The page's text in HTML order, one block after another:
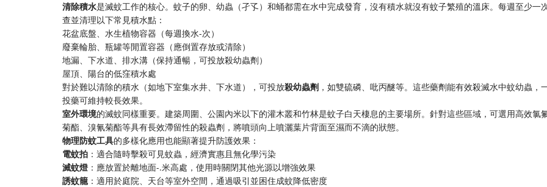
清除積水是滅蚊工作的核心。蚊子的卵、幼蟲（孑孓）和蛹都需在水中完成發育，沒有積水就沒有蚊子繁殖的溫床。每週至少一
查並清理以下常見積水點：
花盆底盤、水生植物容器（每週換水-次）
廢棄輪胎、瓶罐等閒置容器（應倒置存放或清除）
地漏、下水道、排水溝（保持通暢，可投放殺幼蟲劑）
屋頂、陽台的低窪積水處
對於難以清除的積水（如地下室集水井、下水道），可投放殺幼蟲劑 ，如雙硫磷、吡丙醚等。這些藥劑能有效殺滅水中蚊幼蟲，
投藥可維持較長效果。
室外環境的滅蚊同樣重要。建築周圍、公園內米以下的灌木叢和竹林是蚊子白天棲息的主要場所。針對這些區域，可選用高效氯
菊酯、溴氰菊酯等具有長效滯留性的殺蟲劑，將噴頭向上噴灑葉片背面至濕而不滴的狀態。
物理防蚊工具的多樣化應用也能顯著提升防護效果：
電蚊拍 ：適合隨時擊殺可見蚊蟲，經濟實惠且無化學污染
滅蚊燈 ：應放置於離地面-.米高處，使用時關閉其他光源以增強效果
誘蚊籠 ：適用於庭院、天台等室外空間，通過吸引並困住成蚊降低密度